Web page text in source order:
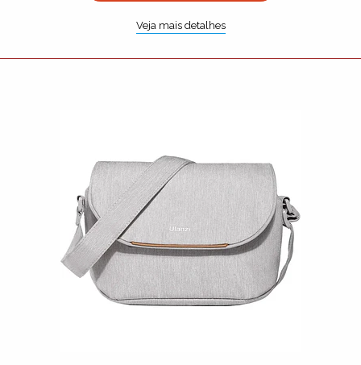
Veja mais detalhes